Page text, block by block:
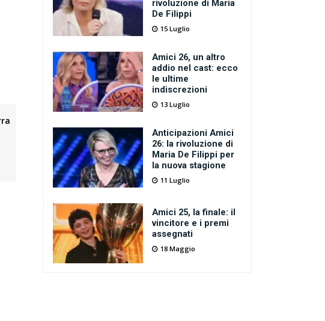
rivoluzione di Maria
De Filippi
15 Luglio
Amici 26, un altro
addio nel cast: ecco
le ultime
indiscrezioni
13 Luglio
Anticipazioni Amici
26: la rivoluzione di
Maria De Filippi per
la nuova stagione
11 Luglio
Amici 25, la finale: il
vincitore e i premi
assegnati
18 Maggio